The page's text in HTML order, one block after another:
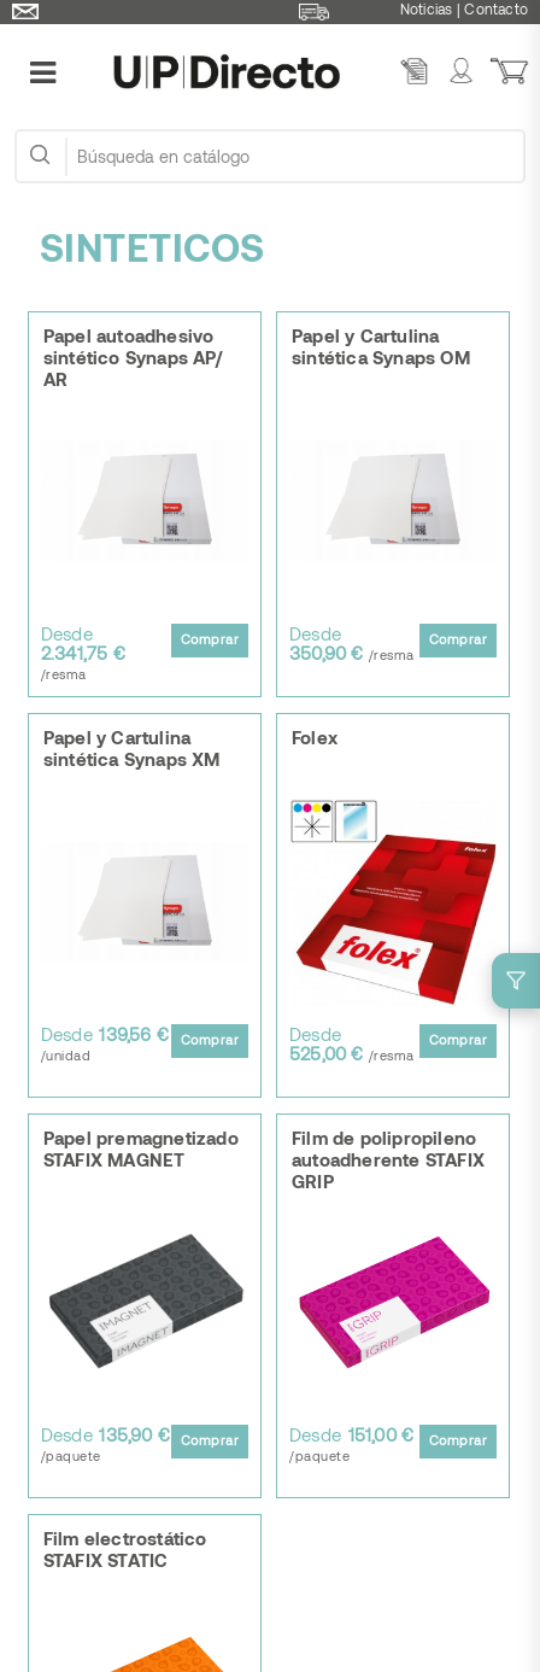
Noticias |Contacto
SINTETICOS
Papel autoadhesivo
sintético Synaps AP/
AR
Desde
2.341,75 €
/resma
Comprar
Papel y Cartulina
sintética Synaps OM
Desde
350,90 € /resma
Comprar
Papel y Cartulina
sintética Synaps XM
Desde 139,56 €
/unidad
Comprar
Folex
Desde
525,00 € /resma
Comprar
Papel premagnetizado
STAFIX MAGNET
Desde 135,90 €
/paquete
Comprar
Film de polipropileno
autoadherente STAFIX
GRIP
Desde 151,00 €
/paquete
Comprar
Film electrostático
STAFIX STATIC